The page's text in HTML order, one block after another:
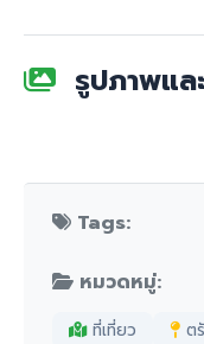
รูปภาพแล
Tags:
หมวดหมู่:
ที่เที่ยว ต